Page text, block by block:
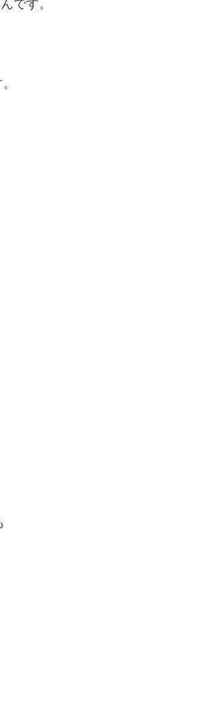
です。